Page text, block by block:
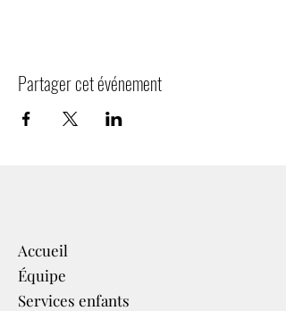
Partager cet événement
Accueil
Équipe
Services enfants